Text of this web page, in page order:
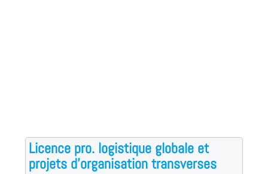
Licence pro. logistique globale et
projets d'organisation transverses